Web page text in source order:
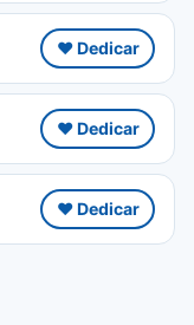
❤️ Dedicar
❤️ Dedicar
❤️ Dedicar